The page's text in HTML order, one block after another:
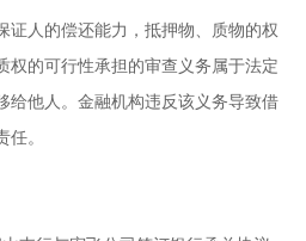
证人的偿还能力，抵押物、质物的权
权的可行性承担的审查义务属于法定
给他人。金融机构违反该义务导致借
。